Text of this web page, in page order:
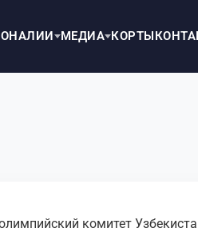
МЕДИА КОРТЫ
комитет